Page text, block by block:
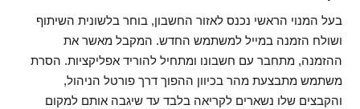
בעל המנוי הראשי נכנס לאזור החשבון, בוחר בלשונית השיתוף
ושולח הזמנה במייל למשתמש החדש. המקבל מאשר את
ההזמנה, מתחבר עם חשבונו ומתחיל להוריד אפליקציות. הסרת
משתמש מתבצעת מהר בכיוון ההפוך דרך פורטל הניהול,
והקבצים שלו נשארים לקריאה בלבד עד שיגבה אותם למקום